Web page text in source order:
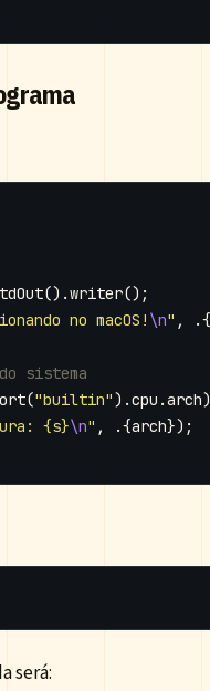
().writer();
no macOS! \n" ,
("builtin").cpu .arch
{s}\n" , .{arch});
será: